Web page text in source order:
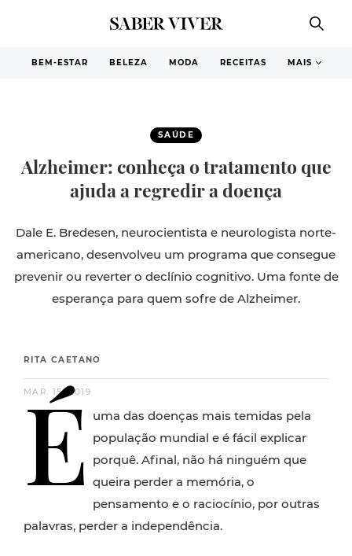
BEM-ESTAR BELEZA MODA RECEITAS MAIS
SAÚDE
Alzheimer: conheça o tratamento que
ajuda a regredir a doença
Dale E. Bredesen, neurocientista e neurologista norte-
americano, desenvolveu um programa que consegue
prevenir ou reverter o declínio cognitivo. Uma fonte de
esperança para quem sofre de Alzheimer.
RITA CAETANO
MAR. 15, 2019
É uma das doenças mais temidas pela
população mundial e é fácil explicar
porquê. Afinal, não há ninguém que
queira perder a memória, o
pensamento e o raciocínio, por outras
palavras, perder a independência.